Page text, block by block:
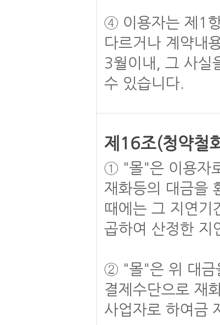
④ 이용자는 제1
다르거나 계약내
3월이내, 그 사실
수 있습니다.
제16조(청약철
① "몰"은 이용자
재화등의 대금을
때에는 그 지연기
곱하여 산정한 지
② "몰"은 위 대금
결제수단으로 재
사업자로 하여금